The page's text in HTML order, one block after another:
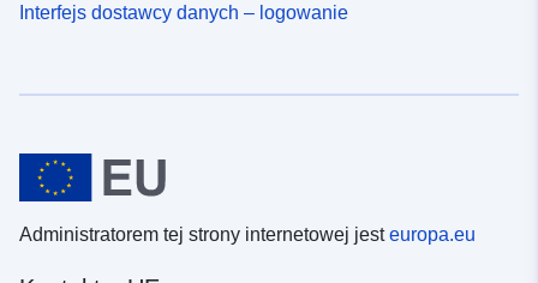
Interfejs dostawcy danych – logowanie
Administratorem tej strony internetowej jesteuropa.eu